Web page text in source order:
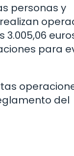
personas y
para
del